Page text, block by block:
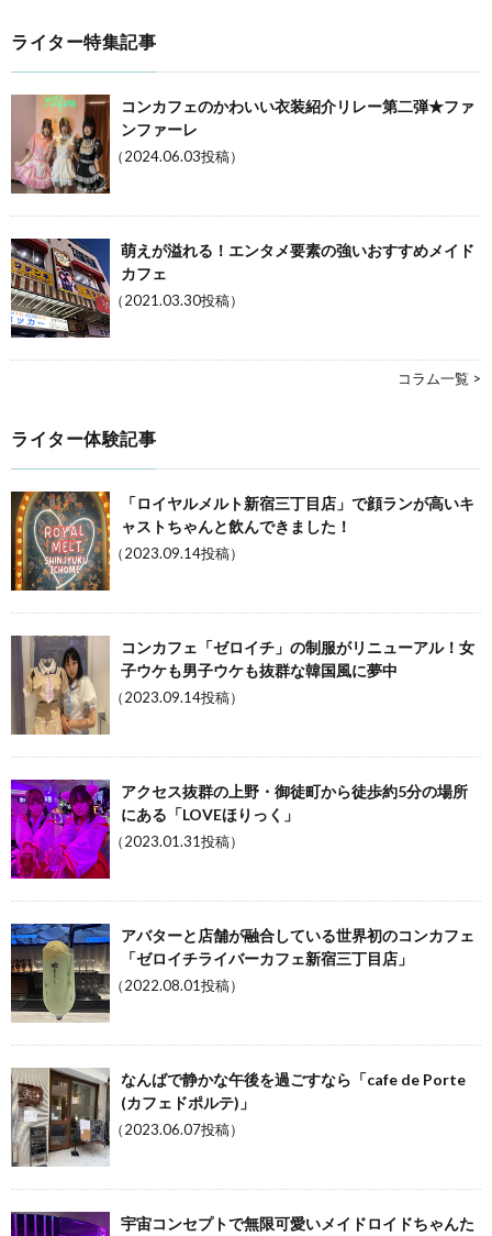
ライター特集記事
コンカフェのかわいい衣装紹介リレー第二弾★ファ
ンファーレ
（2024.06.03投稿）
萌えが溢れる！エンタメ要素の強いおすすめメイド
カフェ
（2021.03.30投稿）
コラム一覧 >
ライター体験記事
「ロイヤルメルト新宿三丁目店」で顔ランが高いキ
ャストちゃんと飲んできました！
（2023.09.14投稿）
コンカフェ「ゼロイチ」の制服がリニューアル！女
子ウケも男子ウケも抜群な韓国風に夢中
（2023.09.14投稿）
アクセス抜群の上野・御徒町から徒歩約5分の場所
にある「LOVEほりっく」
（2023.01.31投稿）
アバターと店舗が融合している世界初のコンカフェ
「ゼロイチライバーカフェ新宿三丁目店」
（2022.08.01投稿）
なんばで静かな午後を過ごすなら「cafe de Porte
(カフェドポルテ)」
（2023.06.07投稿）
宇宙コンセプトで無限可愛いメイドロイドちゃんた